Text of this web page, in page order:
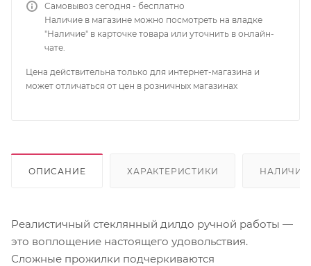
Самовывоз сегодня - бесплатно
Наличие в магазине можно посмотреть на владке
"Наличие" в карточке товара или уточнить в онлайн-
чате.
Цена действительна только для интернет-магазина и
может отличаться от цен в розничных магазинах
ОПИСАНИЕ ХАРАКТЕРИСТИКИ НАЛИЧИЕ
Реалистичный стеклянный дилдо ручной работы —
это воплощение настоящего удовольствия.
Сложные прожилки подчеркиваются